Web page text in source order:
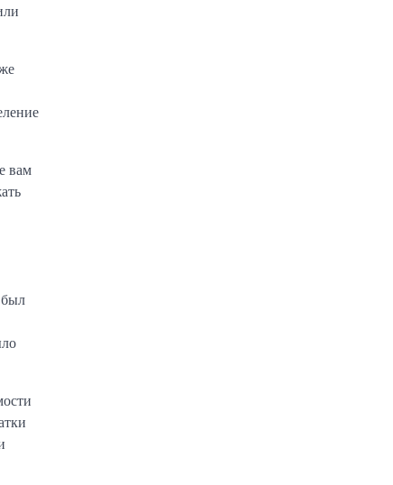
вам